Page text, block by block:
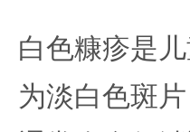
白色糠疹是
为淡白色斑